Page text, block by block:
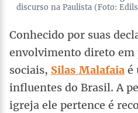
discurso na Paulista (Foto:
Conhecido por suas
envolvimento direto em
sociais, Silas Malafaia é
influentes do Brasil. A
igreja ele pertence é